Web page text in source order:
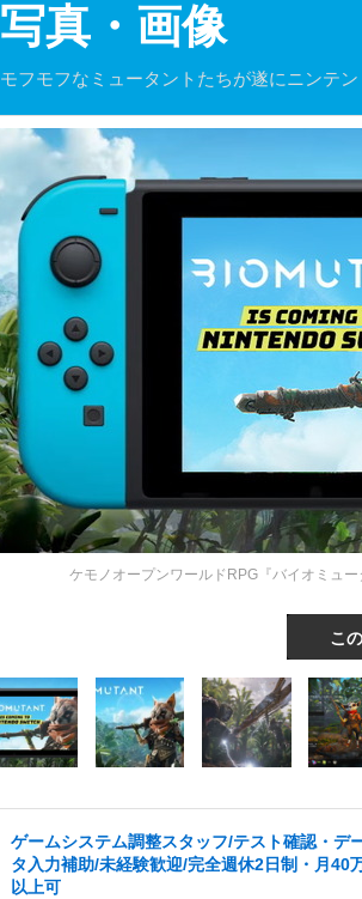
写真・画像
モフモフなミュータントたちが遂にニンテン
ケモノオープンワールドRPG『バイオミュ
こ
ゲームシステム調整スタッフ/テスト確認・デ
タ入力補助/未経験歓迎/完全週休2日制・月40
以上可